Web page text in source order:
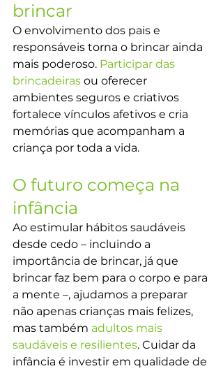
brincar
O envolvimento dos pais e
responsáveis torna o brincar ainda
mais poderoso. Participar das
brincadeiras ou oferecer
ambientes seguros e criativos
fortalece vínculos afetivos e cria
memórias que acompanham a
criança por toda a vida.
O futuro começa na
infância
Ao estimular hábitos saudáveis
desde cedo – incluindo a
importância de brincar, já que
brincar faz bem para o corpo e para
a mente –, ajudamos a preparar
não apenas crianças mais felizes,
mas também adultos mais
saudáveis e resilientes. Cuidar da
infância é investir em qualidade de